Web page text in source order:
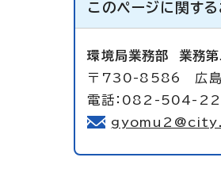
このページに関する
環境局業務部 業務
〒730-8586 広島
電話：082-504-